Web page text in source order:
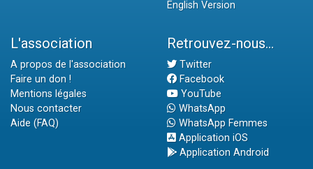
English Version
L'association
A propos de l'association
Faire un don !
Mentions légales
Nous contacter
Aide (FAQ)
Retrouvez-nous...
Twitter
Facebook
YouTube
WhatsApp
WhatsApp Femmes
Application iOS
Application Android